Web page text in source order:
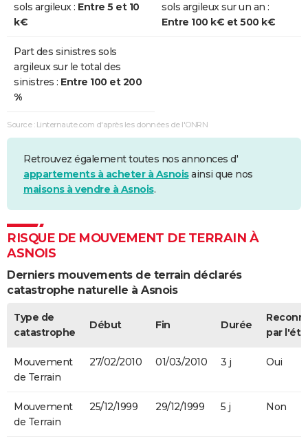
Sécheresse 01/04/2011 30/06/2011 91 j
Sécheresse 01/01/1991
Sécheresse
sols argileux : Entre 5 et 10
k€
sols argileux sur un an :
Entre 100 k€ et 500 k€
Part des sinistres sols
argileux sur le total des
sinistres : Entre 100 et 200
%
Source : Linternaute.com d'après les données de l'ONRN
Retrouvez également toutes nos annonces d'
appartements à acheter à Asnoisainsi que nos
maisons à vendre à Asnois.
RISQUE DE MOUVEMENT DE TERRAIN À
ASNOIS
Derniers mouvements de terrain déclarés
catastrophe naturelle à Asnois
Type de
catastrophe
Début Fin Durée
par
Mouvement
de Terrain
27/02/2010 01/03/2010 3 j Oui
Mouvement
de Terrain
25/12/1999 29/12/1999 5 j Non